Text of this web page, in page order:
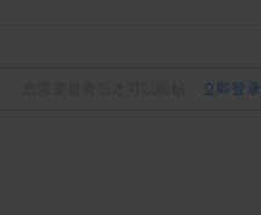
立即登录